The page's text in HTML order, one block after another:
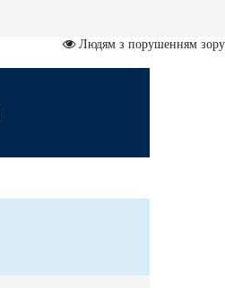
Людям з порушенням зору